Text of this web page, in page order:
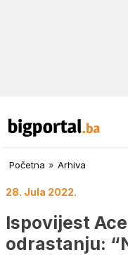
Početna » Arhiva
28. Jula 2022.
Ispovijest
odrastanju: